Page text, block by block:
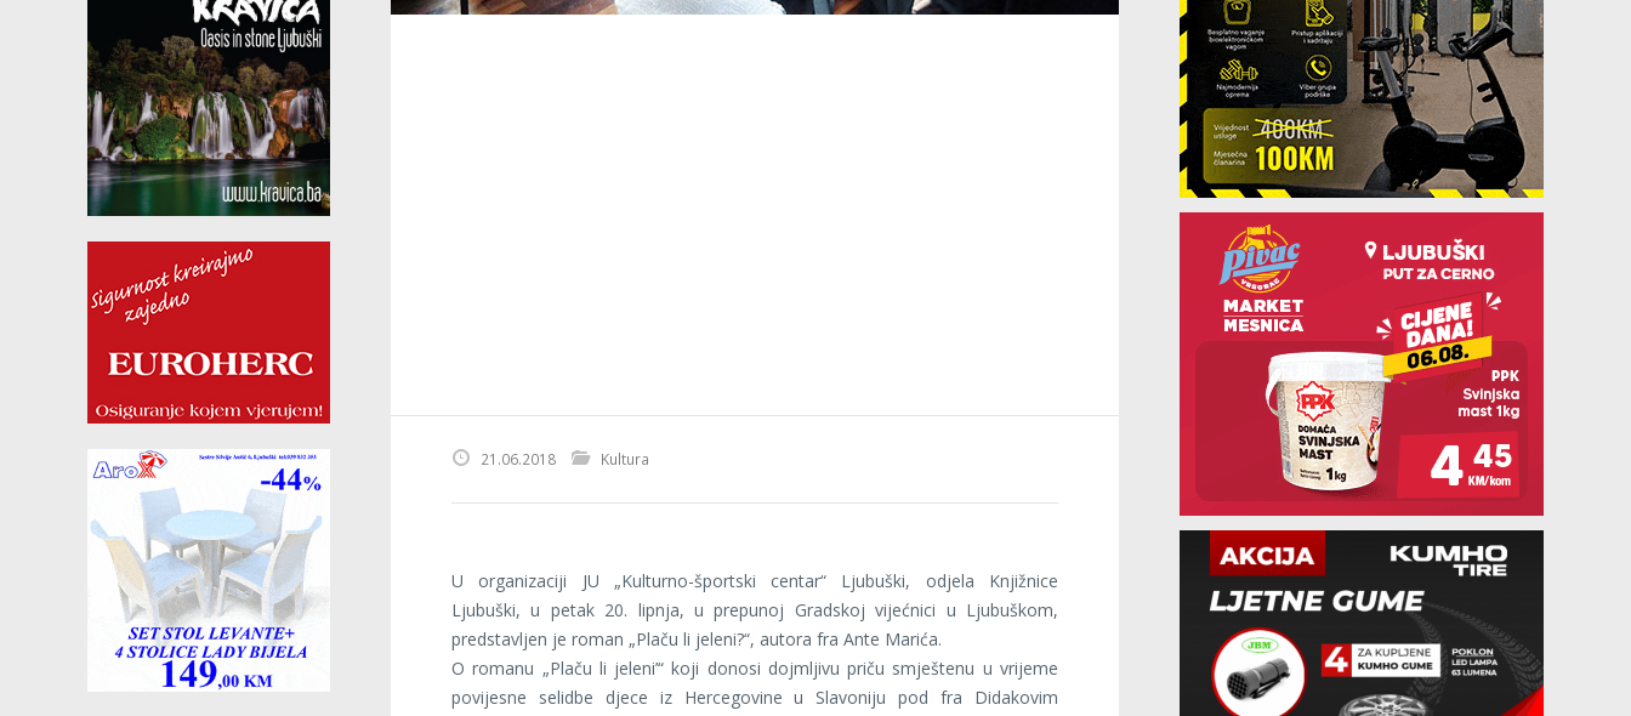
21.06.2018 Kultura
U organizaciji JU „Kulturno-športski centar“ Ljubuški, odjela Knjižnice
Ljubuški, u petak 20. lipnja, u prepunoj Gradskoj vijećnici u Ljubuškom,
predstavljen je roman „Plaču li jeleni?“, autora fra Ante Marića.
O romanu „Plaču li jeleni’“ koji donosi dojmljivu priču smještenu u vrijeme
povijesne selidbe djece iz Hercegovine u Slavoniju pod fra Didakovim